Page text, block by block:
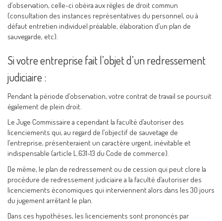
d’observation, celle-ci obéira aux règles de droit commun
(consultation des instances représentatives du personnel, ou à
défaut entretien individuel préalable, élaboration d’un plan de
sauvegarde, etc).
Si votre entreprise fait l’objet d’un redressement
judiciaire :
Pendant la période d’observation, votre contrat de travail se poursuit
également de plein droit.
Le Juge Commissaire a cependant la faculté d’autoriser des
licenciements qui, au regard de l’objectif de sauvetage de
l’entreprise, présenteraient un caractère urgent, inévitable et
indispensable (article L.631-13 du Code de commerce).
De même, le plan de redressement ou de cession qui peut clore la
procédure de redressement judiciaire a la faculté d’autoriser des
licenciements économiques qui interviennent alors dans les 30 jours
du jugement arrêtant le plan.
Dans ces hypothèses, les licenciements sont prononcés par